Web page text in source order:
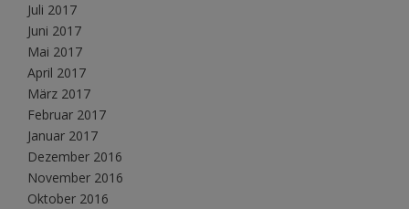
Juli 2017
Juni 2017
Mai 2017
April 2017
März 2017
Februar 2017
Januar 2017
Dezember 2016
November 2016
Oktober 2016